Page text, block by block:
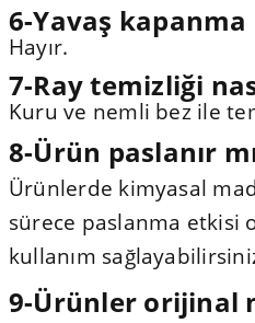
6-Yavaş kapanma
Hayır.
7-Ray temizliği
Kuru ve nemli bez ile
8-Ürün paslanır
Ürünlerde kimyasal
sürece paslanma etkisi
kullanım
9-Ürünler orijinal